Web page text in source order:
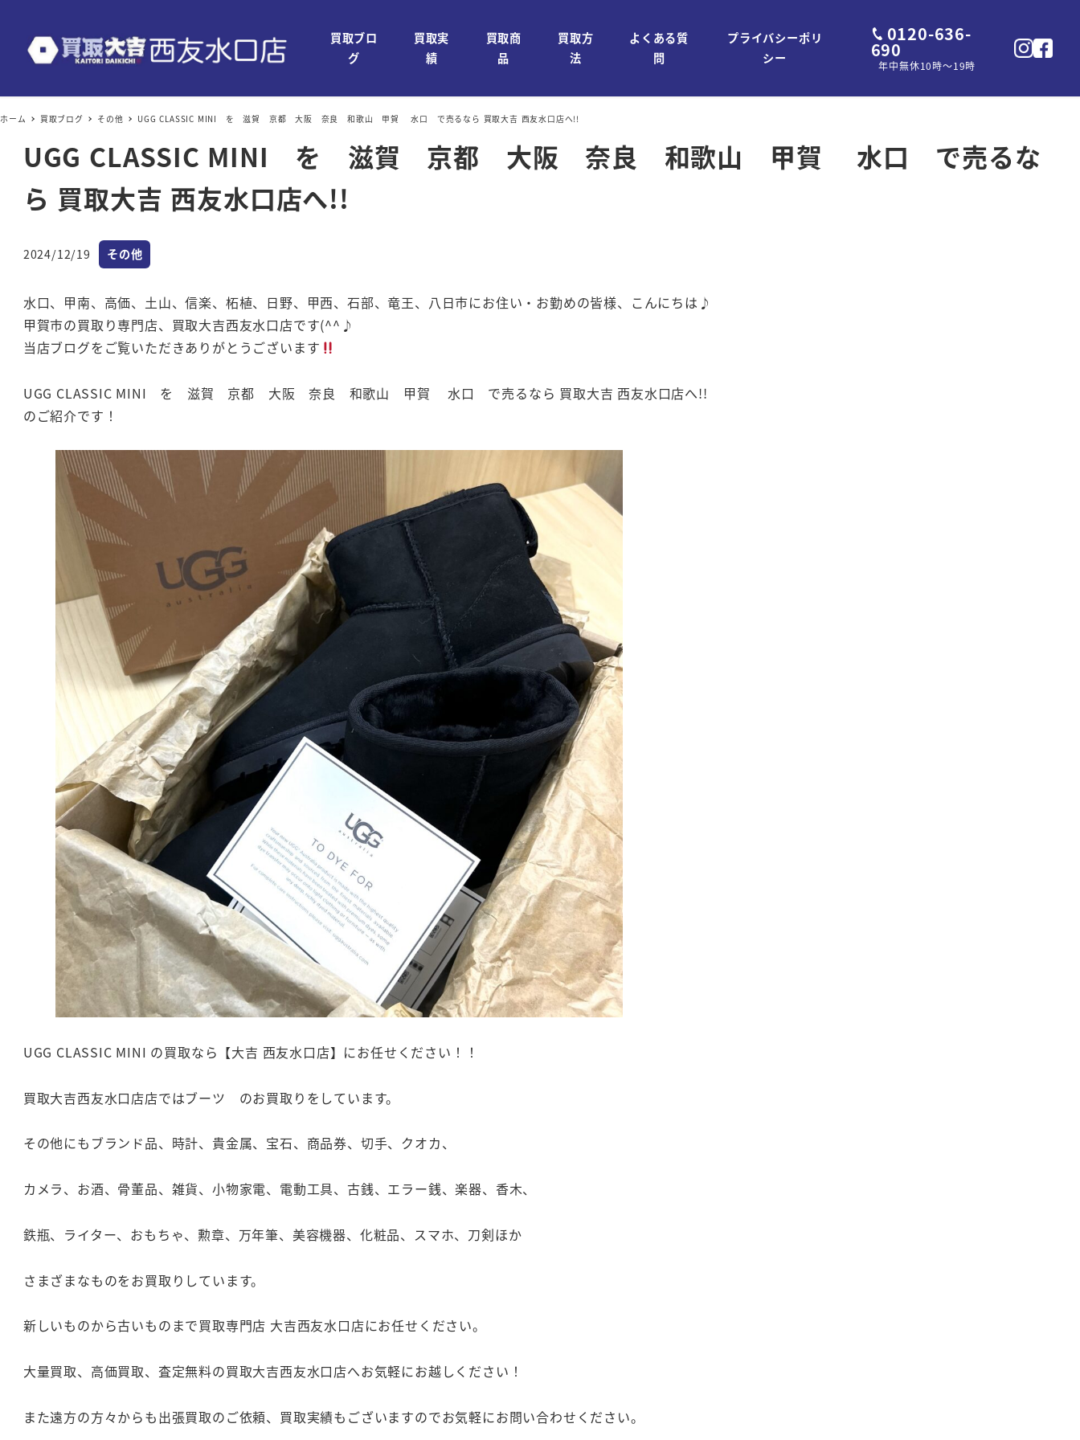
買取ブロ
グ
買取実
績
買取商
品
買取方
法
よくある質
問
プライバシーポリ
シー
0120-636-
690
年中無休10時～19時
ホーム 買取ブログ その他 UGG CLASSIC MINI を 滋賀 京都 大阪 奈良 和歌山 甲賀 水口 で売るなら 買取大吉 西友水口店へ!!
UGG CLASSIC MINI を 滋賀 京都 大阪 奈良 和歌山 甲賀 水口 で売るな
ら 買取大吉 西友水口店へ!!
投稿日
2024/12/19 カテゴリー
その他
水口、甲南、高価、土山、信楽、柘植、日野、甲西、石部、竜王、八日市にお住い・お勤めの皆様、こんにちは♪
甲賀市の買取り専門店、買取大吉西友水口店です(^^♪
当店ブログをご覧いただきありがとうございます
UGG CLASSIC MINI を 滋賀 京都 大阪 奈良 和歌山 甲賀 水口 で売るなら 買取大吉 西友水口店へ!!
のご紹介です！
UGG CLASSIC MINI の買取なら【大吉 西友水口店】にお任せください！！
買取大吉西友水口店店ではブーツ のお買取りをしています。
その他にもブランド品、時計、貴金属、宝石、商品券、切手、クオカ、
カメラ、お酒、骨董品、雑貨、小物家電、電動工具、古銭、エラー銭、楽器、香木、
鉄瓶、ライター、おもちゃ、勲章、万年筆、美容機器、化粧品、スマホ、刀剣ほか
さまざまなものをお買取りしています。
新しいものから古いものまで買取専門店 大吉西友水口店にお任せください。
大量買取、高価買取、査定無料の買取大吉西友水口店へお気軽にお越しください！
また遠方の方々からも出張買取のご依頼、買取実績もございますのでお気軽にお問い合わせください。